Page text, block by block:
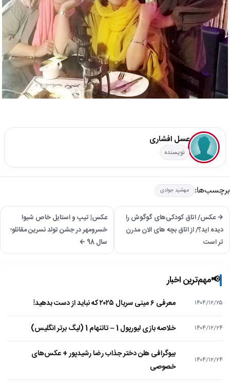
عسل افشاری
نویسنده
برچسب‌ها: مهشید جوادی
→ عکس/ اتاق کودکی‌های گوگوش را
دیده اید؟/ از اتاق بچه های الان مدرن
تر است
عکس| تیپ و استایل خاص شیوا
خسرومهر در جشن تولد نسرین مقانلو؛
سال 98 ←
📢مهم‌ترین اخبار
۱۴۰۴/۱۲/۲۵ معرفی ۶ مینی سریال ۲۰۲۵ که نباید از دست بدهید!
۱۴۰۴/۱۲/۲۴ خلاصه بازی لیورپول 1 – تاتنهام 1 (لیگ برتر انگلیس)
۱۴۰۴/۱۲/۲۴
بیوگرافی هلن دختر جذاب رضا رشیدپور + عکس‌های
خصوصی